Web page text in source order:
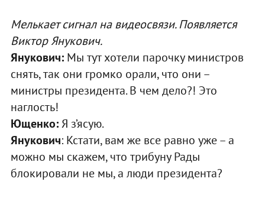
Мелькает сигнал на видеосвязи. Появляется
Виктор Янукович.
Янукович:Мы тут хотели парочку министров
снять, так они громко орали, что они –
министры президента. В чем дело?! Это
наглость!
Ющенко:Я з’ясую.
Янукович: Кстати, вам же все равно уже – а
можно мы скажем, что трибуну Рады
блокировали не мы, а люди президента?